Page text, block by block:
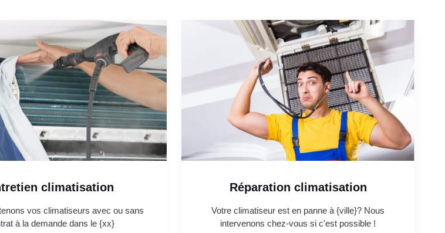
climatisation
vos climatiseurs avec ou sans
à la demande dans le {xx}
Réparation climatisation
Votre climatiseur est en panne à {ville}? Nous
intervenons chez-vous si c'est possible !